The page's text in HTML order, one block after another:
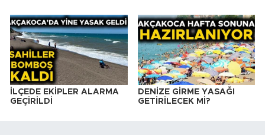
İLÇEDE EKİPLER ALARMA
GEÇİRİLDİ
DENİZE GİRME YASAĞI
GETİRİLECEK Mİ?